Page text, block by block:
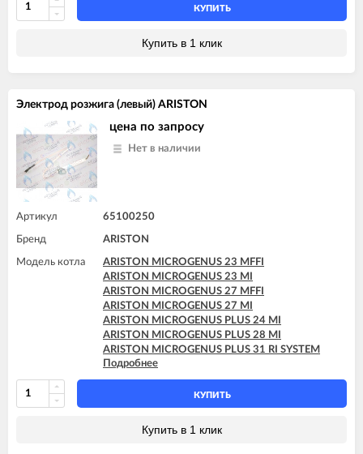
ARISTON MICROSYSTEM 28 RFFI
ARISTON T2 23 MI GPL
ARISTON TX 23 MFFI
КУПИТЬ
Купить в 1 клик
Электрод розжига (левый) ARISTON
цена по запросу
Нет в наличии
Артикул 65100250
Бренд ARISTON
Модель котла
ARISTON MICROGENUS 23 MFFI
ARISTON MICROGENUS 23 MI
ARISTON MICROGENUS 27 MFFI
ARISTON MICROGENUS 27 MI
ARISTON MICROGENUS PLUS 24 MI
ARISTON MICROGENUS PLUS 28 MI
ARISTON MICROGENUS PLUS 31 RI SYSTEM
ARISTON MICROGENUS PLUS 31 RI SYSTEM
ARISTON MICROSYSTEM 21 RFFI
ARISTON MICROSYSTEM 28 RFFI
ARISTON T2 23 MI GPL
ARISTON TX 23 MFFI
Подробнее
КУПИТЬ
Купить в 1 клик